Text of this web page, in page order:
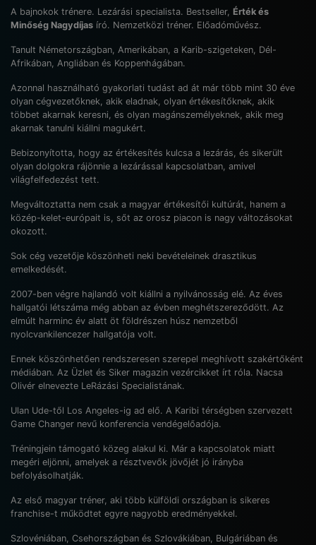
A bajnokok trénere. Lezárási specialista. Bestseller, Érték és
Minőség Nagydíjas író. Nemzetközi tréner. Előadóművész.
Tanult Németországban, Amerikában, a Karib-szigeteken, Dél-
Afrikában, Angliában és Koppenhágában.
Azonnal használható gyakorlati tudást ad át már több mint 30 éve
olyan cégvezetőknek, akik eladnak, olyan értékesítőknek, akik
többet akarnak keresni, és olyan magánszemélyeknek, akik meg
akarnak tanulni kiállni magukért.
Bebizonyította, hogy az értékesítés kulcsa a lezárás, és sikerült
olyan dolgokra rájönnie a lezárással kapcsolatban, amivel
világfelfedezést tett.
Megváltoztatta nem csak a magyar értékesítői kultúrát, hanem a
közép-kelet-európait is, sőt az orosz piacon is nagy változásokat
okozott.
Sok cég vezetője köszönheti neki bevételeinek drasztikus
emelkedését.
2007-ben végre hajlandó volt kiállni a nyilvánosság elé. Az éves
hallgatói létszáma még abban az évben meghétszereződött. Az
elmúlt harminc év alatt öt földrészen húsz nemzetből
nyolcvankilencezer hallgatója volt.
Ennek köszönhetően rendszeresen szerepel meghívott szakértőként
médiában. Az Üzlet és Siker magazin vezércikket írt róla. Nacsa
Olivér elnevezte LeRázási Specialistának.
Ulan Ude-től Los Angeles-ig ad elő. A Karibi térségben szervezett
Game Changer nevű konferencia vendégelőadója.
Tréningjein támogató közeg alakul ki. Már a kapcsolatok miatt
megéri eljönni, amelyek a résztvevők jövőjét jó irányba
befolyásolhatják.
Az első magyar tréner, aki több külföldi országban is sikeres
franchise-t működtet egyre nagyobb eredményekkel.
Szlovéniában, Csehországban és Szlovákiában, Bulgáriában és